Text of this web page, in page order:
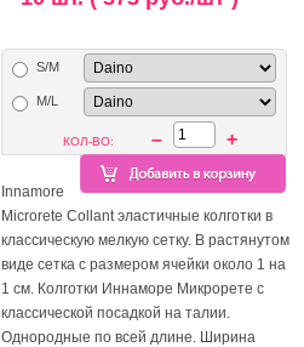
S/M
M/L
КОЛ-ВО: – +
Innamore
Microrete Collant эластичные колготки в
классическую мелкую сетку. В растянутом
виде сетка с размером ячейки около 1 на
1 см. Колготки Иннаморе Микрорете с
классической посадкой на талии.
Однородные по всей длине. Ширина